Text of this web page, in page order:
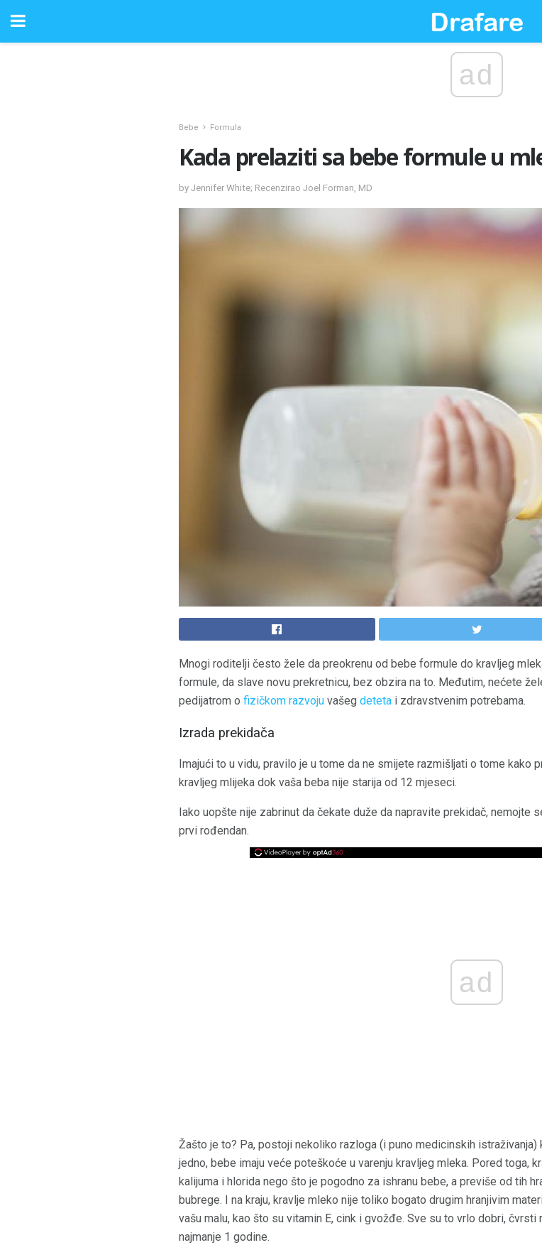
ad
Bebe Formula
Kada prelaziti sa bebe formule u
by Jennifer White; Recenzirao Joel Forman, MD
Mnogi roditelji često žele da preokrenu od bebe formule do kravljeg
formule, da slave novu prekretnicu, bez obzira na to. Međutim, nećete
pedijatrom o fizičkom razvoju vašeg deteta i zdravstvenim potrebama.
Izrada prekidača
Imajući to u vidu, pravilo je u tome da ne smijete razmišljati o tome kako
kravljeg mlijeka dok vaša beba nije starija od 12 mjeseci.
Iako uopšte nije zabrinut da čekate duže da napravite prekidač, nemojte
prvi rođendan.
ad
Žašto je to? Pa, postoji nekoliko razloga (i puno medicinskih istraživanja)
jedno, bebe imaju veće poteškoće u varenju kravljeg mleka. Pored toga,
kalijuma i hlorida nego što je pogodno za ishranu bebe, a previše od tih
bubrege. I na kraju, kravlje mleko nije toliko bogato drugim hranjivim
vašu malu, kao što su vitamin E, cink i gvožđe. Sve su to vrlo dobri,
najmanje 1 godine.